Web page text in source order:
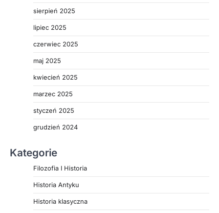
sierpień 2025
lipiec 2025
czerwiec 2025
maj 2025
kwiecień 2025
marzec 2025
styczeń 2025
grudzień 2024
Kategorie
Filozofia I Historia
Historia Antyku
Historia klasyczna